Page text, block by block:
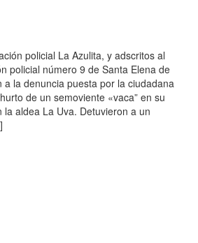
policial La Azulita, y adscritos al
policial número 9 de Santa Elena de
a la denuncia puesta por la ciudadana
de un semoviente «vaca” en su
aldea La Uva. Detuvieron a un